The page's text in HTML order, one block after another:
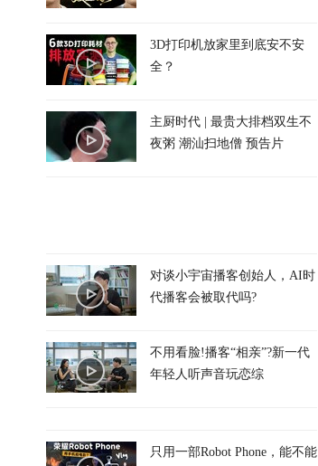
3D打印机放家里到底安不安
全？
主厨时代 | 最贵大排档双生不
夜粥 潮汕扫地僧 预告片
对谈小宇宙播客创始人，AI时
代播客会被取代吗?
不用看脸!播客“相亲”?新一代
年轻人听声音玩恋综
只用一部Robot Phone，能不能